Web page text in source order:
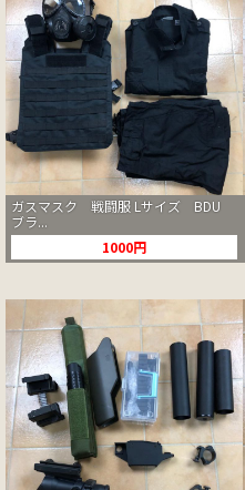
ガスマスク 戦闘服 Lサイズ BDU
ブラ...
1000円